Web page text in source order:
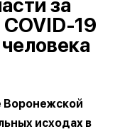
19
Воронежской
исходах в